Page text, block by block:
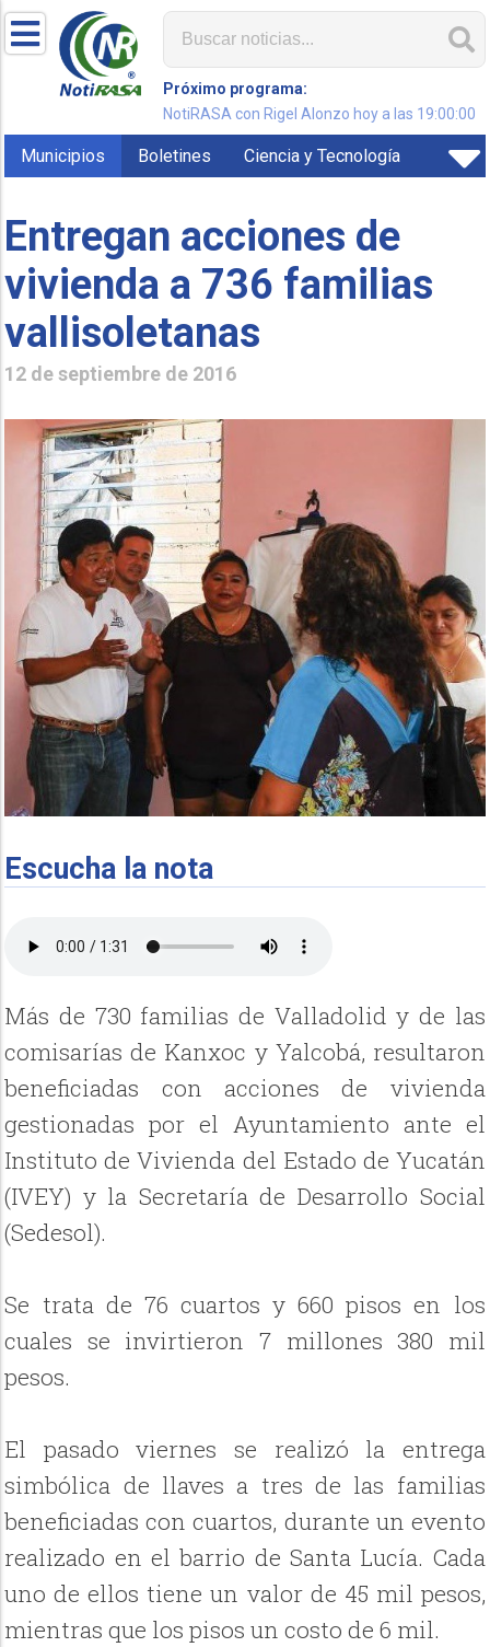
Próximo programa:
NotiRASA con Rigel Alonzo hoy a las 19:00:00
Municipios Boletines Ciencia y Tecnología
Entregan acciones de
vivienda a 736 familias
vallisoletanas
12 de septiembre de 2016
Escucha la nota
Más de 730 familias de Valladolid y de las
comisarías de Kanxoc y Yalcobá, resultaron
beneficiadas con acciones de vivienda
gestionadas por el Ayuntamiento ante el
Instituto de Vivienda del Estado de Yucatán
(IVEY) y la Secretaría de Desarrollo Social
(Sedesol).
Se trata de 76 cuartos y 660 pisos en los
cuales se invirtieron 7 millones 380 mil
pesos.
El pasado viernes se realizó la entrega
simbólica de llaves a tres de las familias
beneficiadas con cuartos, durante un evento
realizado en el barrio de Santa Lucía. Cada
uno de ellos tiene un valor de 45 mil pesos,
mientras que los pisos un costo de 6 mil.